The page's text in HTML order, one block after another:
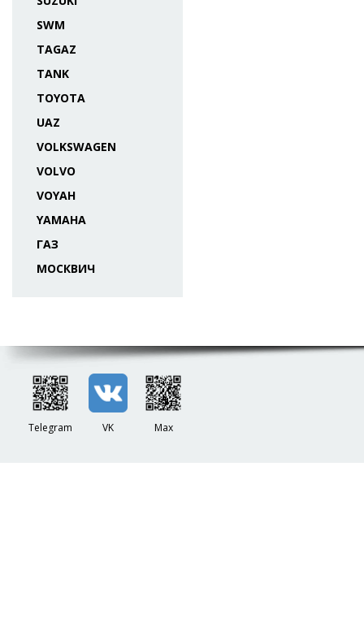
SWM
TAGAZ
TANK
TOYOTA
UAZ
VOLKSWAGEN
VOLVO
VOYAH
YAMAHA
ГАЗ
МОСКВИЧ
Telegram VK Max